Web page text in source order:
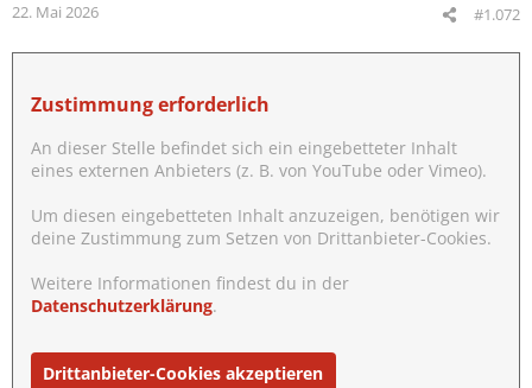
22. Mai 2026 #1.072
Zustimmung erforderlich
An dieser Stelle befindet sich ein eingebetteter Inhalt
eines externen Anbieters (z. B. von YouTube oder Vimeo).
Um diesen eingebetteten Inhalt anzuzeigen, benötigen wir
deine Zustimmung zum Setzen von Drittanbieter-Cookies.
Weitere Informationen findest du in der
Datenschutzerklärung.
Drittanbieter-Cookies akzeptieren